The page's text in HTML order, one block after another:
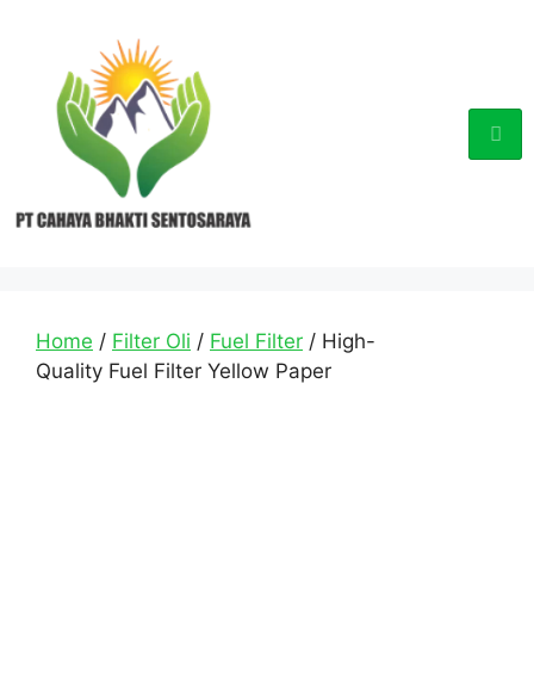
Home / Filter Oli / Fuel Filter / High-
Quality Fuel Filter Yellow Paper